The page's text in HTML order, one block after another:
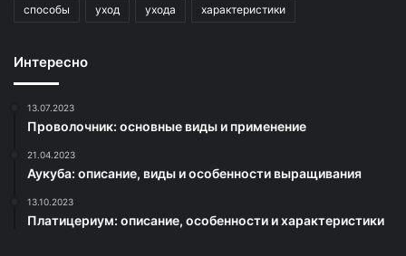
способы уход ухода характеристики
Интересно
13.07.2023
Проволочник: основные виды и применение
21.04.2023
Аукуба: описание, виды и особенности выращивания
13.10.2023
Платицериум: описание, особенности и характеристики